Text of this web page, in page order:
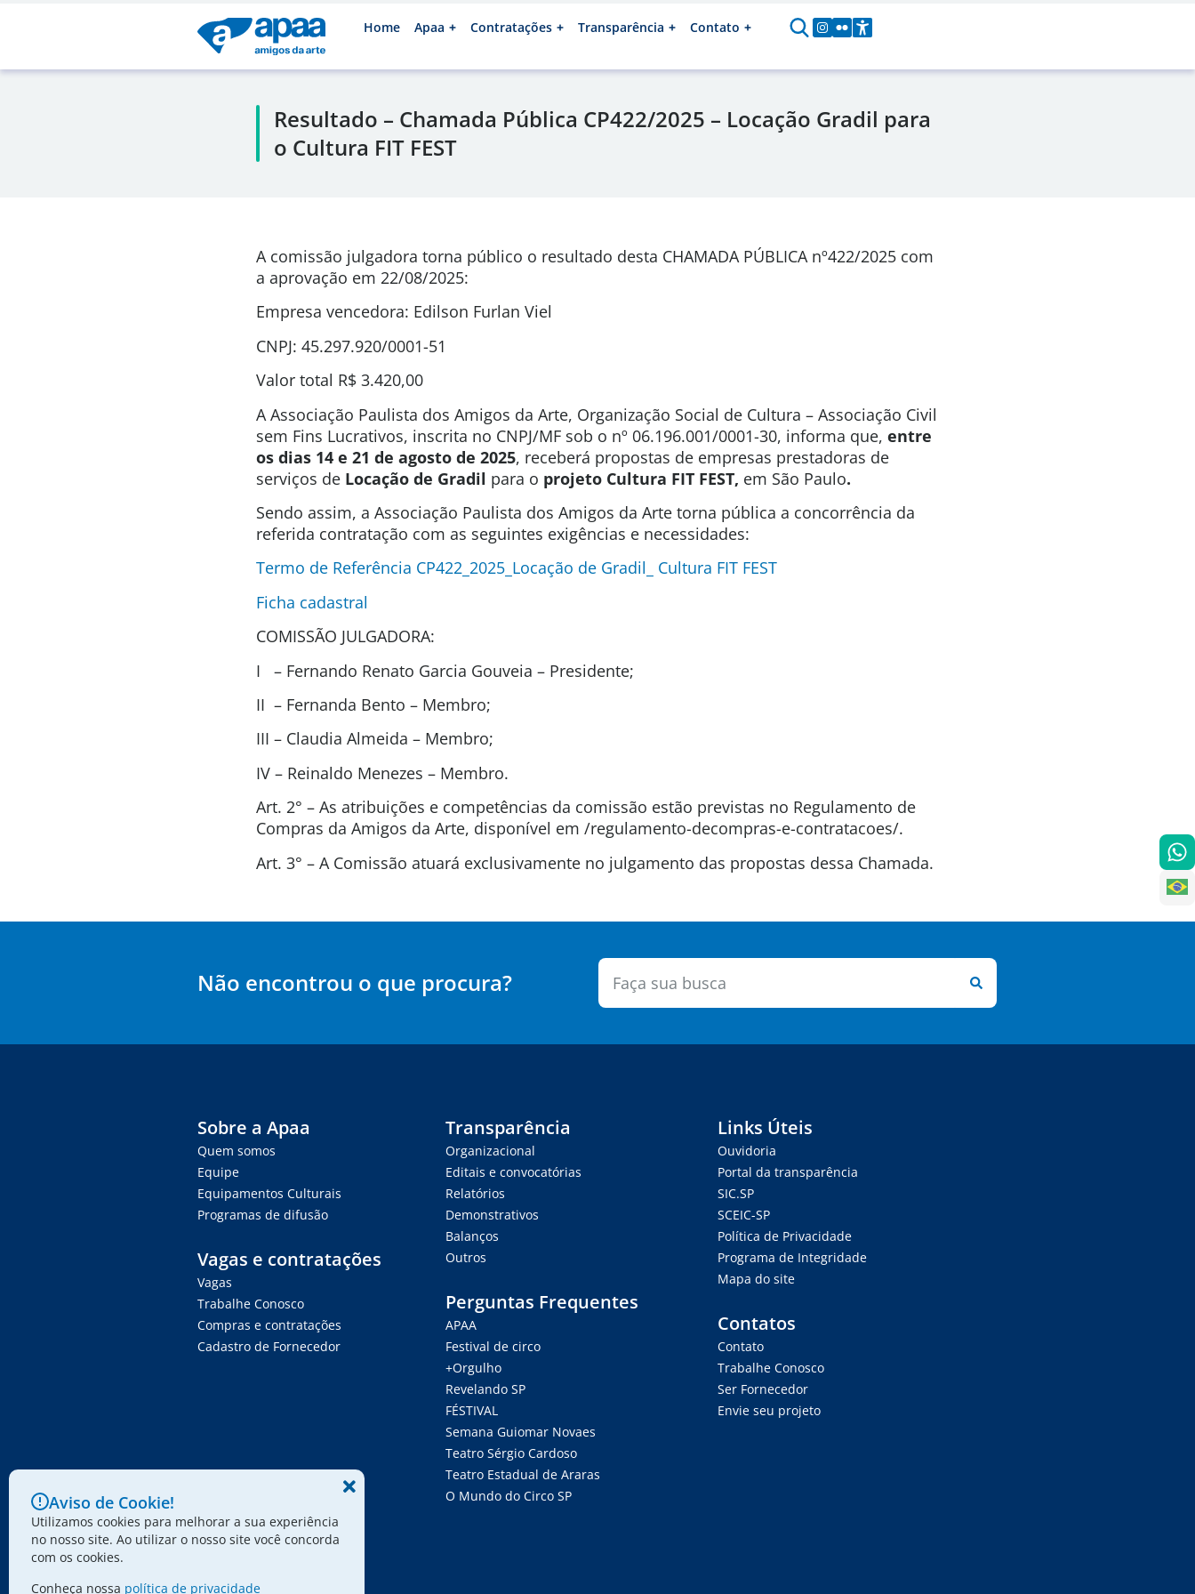
Home Apaa Contratações Transparência Contato
Resultado – Chamada Pública CP422/2025 – Locação Gradil para
o Cultura FIT FEST
A comissão julgadora torna público o resultado desta CHAMADA PÚBLICA nº422/2025 com
a aprovação em 22/08/2025:
Empresa vencedora: Edilson Furlan Viel
CNPJ: 45.297.920/0001-51
Valor total R$ 3.420,00
A Associação Paulista dos Amigos da Arte, Organização Social de Cultura – Associação Civil
sem Fins Lucrativos, inscrita no CNPJ/MF sob o nº 06.196.001/0001-30, informa que, entre
os dias 14 e 21 de agosto de 2025, receberá propostas de empresas prestadoras de
serviços de Locação de Gradil para o projeto Cultura FIT FEST, em São Paulo.
Sendo assim, a Associação Paulista dos Amigos da Arte torna pública a concorrência da
referida contratação com as seguintes exigências e necessidades:
Termo de Referência CP422_2025_Locação de Gradil_ Cultura FIT FEST
Ficha cadastral
COMISSÃO JULGADORA:
I – Fernando Renato Garcia Gouveia – Presidente;
II – Fernanda Bento – Membro;
III – Claudia Almeida – Membro;
IV – Reinaldo Menezes – Membro.
Art. 2° – As atribuições e competências da comissão estão previstas no Regulamento de
Compras da Amigos da Arte, disponível em /regulamento-decompras-e-contratacoes/.
Art. 3° – A Comissão atuará exclusivamente no julgamento das propostas dessa Chamada.
Não encontrou o que procura?
Sobre a Apaa
Quem somos
Equipe
Equipamentos Culturais
Programas de difusão
Vagas e contratações
Vagas
Trabalhe Conosco
Compras e contratações
Cadastro de Fornecedor
Transparência
Organizacional
Editais e convocatórias
Relatórios
Demonstrativos
Balanços
Outros
Perguntas Frequentes
APAA
Festival de circo
+Orgulho
Revelando SP
FÉSTIVAL
Semana Guiomar Novaes
Teatro Sérgio Cardoso
Teatro Estadual de Araras
O Mundo do Circo SP
Links Úteis
Ouvidoria
Portal da transparência
SIC.SP
SCEIC-SP
Política de Privacidade
Programa de Integridade
Mapa do site
Contatos
Contato
Trabalhe Conosco
Ser Fornecedor
Envie seu projeto
Aviso de Cookie!
Utilizamos cookies para melhorar a sua experiência
no nosso site. Ao utilizar o nosso site você concorda
com os cookies.
Conheça nossa política de privacidade